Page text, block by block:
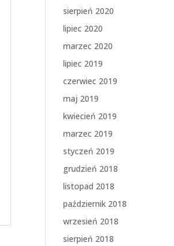
sierpień 2020
lipiec 2020
marzec 2020
lipiec 2019
czerwiec 2019
maj 2019
kwiecień 2019
marzec 2019
styczeń 2019
grudzień 2018
listopad 2018
październik 2018
wrzesień 2018
sierpień 2018